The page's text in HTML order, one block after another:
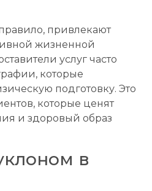
привлекают
жизненной
услуг часто
которые
подготовку. Это
которые ценят
и здоровый образ
в